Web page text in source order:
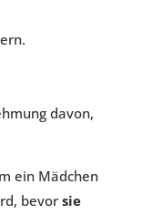
davon,
ein Mädchen
bevor sie